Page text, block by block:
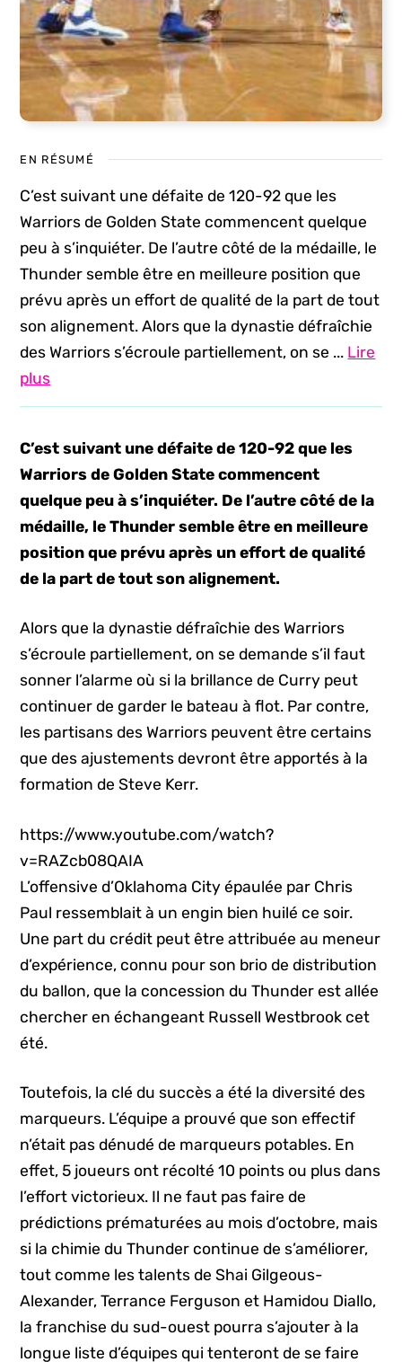
EN RÉSUMÉ
C’est suivant une défaite de 120-92 que les
Warriors de Golden State commencent quelque
peu à s’inquiéter. De l’autre côté de la médaille, le
Thunder semble être en meilleure position que
prévu après un effort de qualité de la part de tout
son alignement. Alors que la dynastie défraîchie
des Warriors s’écroule partiellement, on se ... Lire
plus
C’est suivant une défaite de 120-92 que les
Warriors de Golden State commencent
quelque peu à s’inquiéter. De l’autre côté de la
médaille, le Thunder semble être en meilleure
position que prévu après un effort de qualité
de la part de tout son alignement.
Alors que la dynastie défraîchie des Warriors
s’écroule partiellement, on se demande s’il faut
sonner l’alarme où si la brillance de Curry peut
continuer de garder le bateau à flot. Par contre,
les partisans des Warriors peuvent être certains
que des ajustements devront être apportés à la
formation de Steve Kerr.
https://www.youtube.com/watch?
v=RAZcb08QAIA
L’offensive d’Oklahoma City épaulée par Chris
Paul ressemblait à un engin bien huilé ce soir.
Une part du crédit peut être attribuée au meneur
d’expérience, connu pour son brio de distribution
du ballon, que la concession du Thunder est allée
chercher en échangeant Russell Westbrook cet
été.
Toutefois, la clé du succès a été la diversité des
marqueurs. L’équipe a prouvé que son effectif
n’était pas dénudé de marqueurs potables. En
effet, 5 joueurs ont récolté 10 points ou plus dans
l’effort victorieux. Il ne faut pas faire de
prédictions prématurées au mois d’octobre, mais
si la chimie du Thunder continue de s’améliorer,
tout comme les talents de Shai Gilgeous-
Alexander, Terrance Ferguson et Hamidou Diallo,
la franchise du sud-ouest pourra s’ajouter à la
longue liste d’équipes qui tenteront de se faire